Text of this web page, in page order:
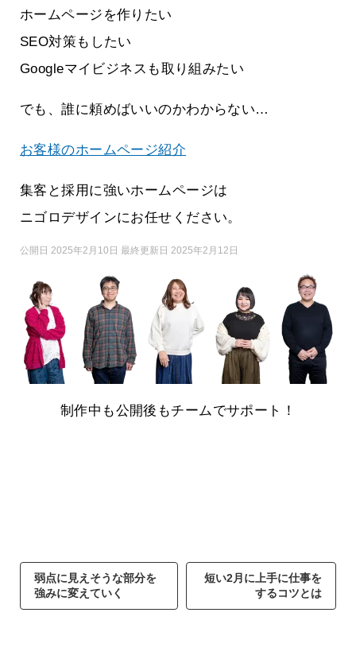
ホームページを作りたい
SEO対策もしたい
Googleマイビジネスも取り組みたい
でも、誰に頼めばいいのかわからない…
お客様のホームページ紹介
集客と採用に強いホームページは
ニゴロデザインにお任せください。
公開日 2025年2月10日 最終更新日 2025年2月12日
制作中も公開後もチームでサポート！
弱点に見えそうな部分を
強みに変えていく
短い2月に上手に仕事を
するコツとは